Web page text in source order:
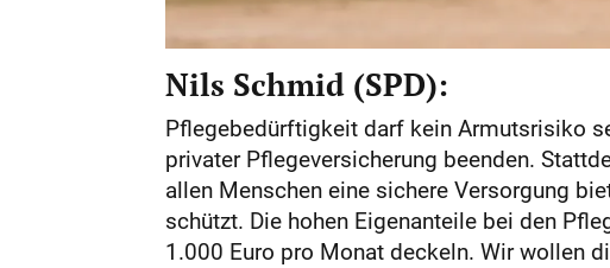
Nils Schmid (SPD):
Pflegebedürftigkeit darf kein Armutsrisiko
privater Pflegeversicherung beenden.
allen Menschen eine sichere Versorgung
schützt. Die hohen Eigenanteile bei den
1.000 Euro pro Monat deckeln. Wir wollen